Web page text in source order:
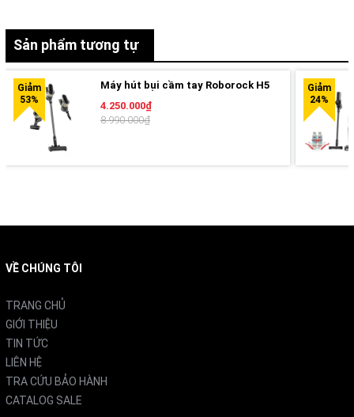
Hộp bụi, bộ lọc và chổi hút chống rối tóc đều có thể tháo
Sản phẩm tương tự
Máy hút bụi cầm tay Roborock H5
4.250.000₫
8.990.000₫
VỀ CHÚNG TÔI
TRANG CHỦ
GIỚI THIỆU
TIN TỨC
LIÊN HỆ
TRA CỨU BẢO HÀNH
CATALOG SALE